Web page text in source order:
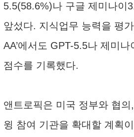
5.5(58.6%)나 구글 제미나이
앞섰다. 지식업무 능력을 평
AA’에서도 GPT-5.5나 제미
점수를 기록했다.
앤트로픽은 미국 정부와 협
윙 참여 기관을 확대할 계획